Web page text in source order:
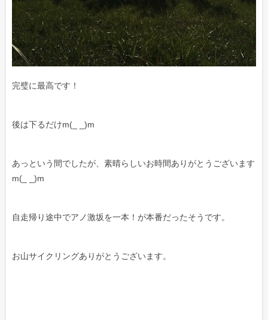
完璧に最高です！
後は下るだけm(_ _)m
あっという間でしたが、素晴らしいお時間ありがとうございます
m(_ _)m
自走帰り途中でアノ激坂を一本！が本番だったそうです。
お山サイクリングありがとうございます。